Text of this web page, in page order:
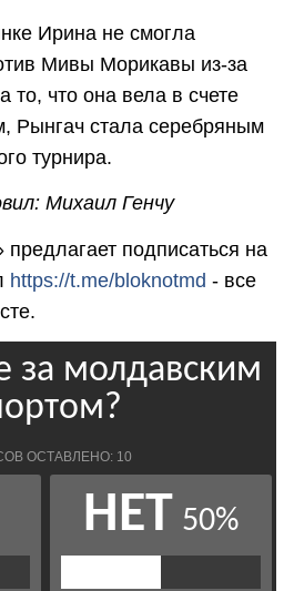
Ирина не смогла
Мивы Морикавы из-за
то, что она вела в счете
Рынгач стала серебряным
турнира.
Михаил Генчу
подписаться на
https://t.me/bloknotmd - все